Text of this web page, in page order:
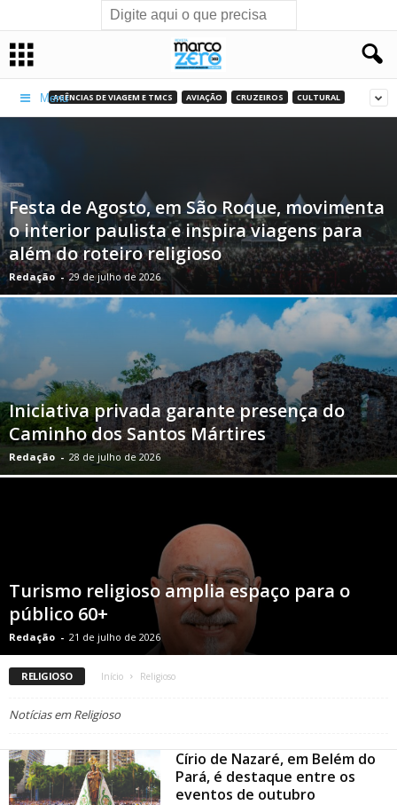
Menu
AGÊNCIAS DE VIAGEM E TMCS AVIAÇÃO CRUZEIROS CULTURAL
Festa de Agosto, em São Roque, movimenta
o interior paulista e inspira viagens para
além do roteiro religioso
Redação - 29 de julho de 2026
Iniciativa privada garante presença do
Caminho dos Santos Mártires
Redação - 28 de julho de 2026
Turismo religioso amplia espaço para o
público 60+
Redação - 21 de julho de 2026
RELIGIOSO Início Religioso
Notícias em Religioso
Círio de Nazaré, em Belém do
Pará, é destaque entre os
eventos de outubro